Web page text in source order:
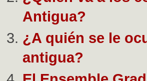
Antigua?
¿A quién se le
antigua?